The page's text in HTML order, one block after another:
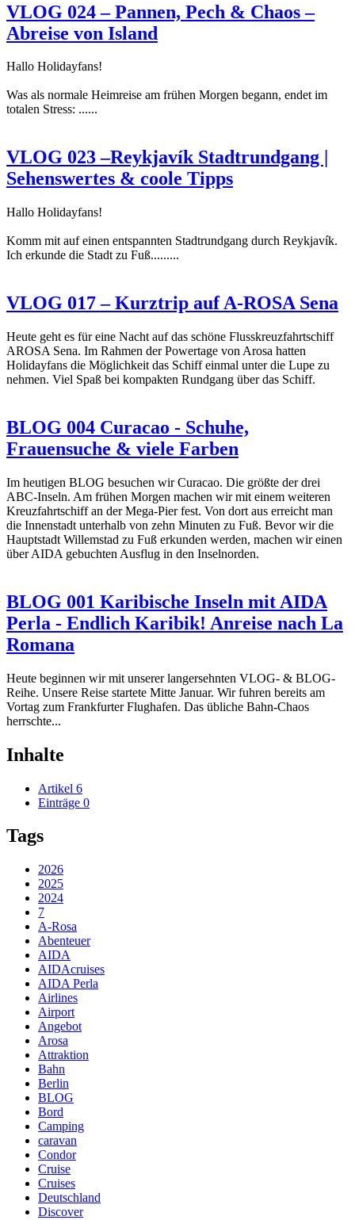
VLOG 024 – Pannen, Pech & Chaos –
Abreise von Island
Hallo Holidayfans!
Was als normale Heimreise am frühen Morgen begann, endet im
totalen Stress: ......
VLOG 023 –Reykjavík Stadtrundgang |
Sehenswertes & coole Tipps
Hallo Holidayfans!
Komm mit auf einen entspannten Stadtrundgang durch Reykjavík.
Ich erkunde die Stadt zu Fuß.........
VLOG 017 – Kurztrip auf A-ROSA Sena
Heute geht es für eine Nacht auf das schöne Flusskreuzfahrtschiff
AROSA Sena. Im Rahmen der Powertage von Arosa hatten
Holidayfans die Möglichkeit das Schiff einmal unter die Lupe zu
nehmen. Viel Spaß bei kompakten Rundgang über das Schiff.
BLOG 004 Curacao - Schuhe,
Frauensuche & viele Farben
Im heutigen BLOG besuchen wir Curacao. Die größte der drei
ABC-Inseln. Am frühen Morgen machen wir mit einem weiteren
Kreuzfahrtschiff an der Mega-Pier fest. Von dort aus erreicht man
die Innenstadt unterhalb von zehn Minuten zu Fuß. Bevor wir die
Hauptstadt Willemstad zu Fuß erkunden werden, machen wir einen
über AIDA gebuchten Ausflug in den Inselnorden.
BLOG 001 Karibische Inseln mit AIDA
Perla - Endlich Karibik! Anreise nach La
Romana
Heute beginnen wir mit unserer langersehnten VLOG- & BLOG-
Reihe. Unsere Reise startete Mitte Januar. Wir fuhren bereits am
Vortag zum Frankfurter Flughafen. Das übliche Bahn-Chaos
herrschte...
Inhalte
Artikel 6
Einträge 0
Tags
2026
2025
2024
7
A-Rosa
Abenteuer
AIDA
AIDAcruises
AIDA Perla
Airlines
Airport
Angebot
Arosa
Attraktion
Bahn
Berlin
BLOG
Bord
Camping
caravan
Condor
Cruise
Cruises
Deutschland
Discover